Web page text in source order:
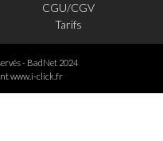
CGU/CGV
Tarifs
- BadNet 2024
www.i-click.fr